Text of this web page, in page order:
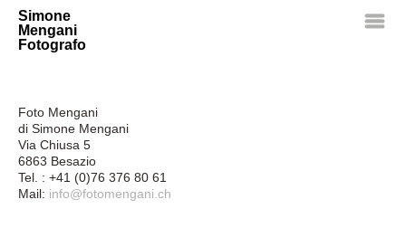
Simone
Mengani
Fotografo
m
Foto Mengani
di Simone Mengani
Via Chiusa 5
6863 Besazio
Tel. : +41 (0)76 376 80 61
Mail: info@fotomengani.ch